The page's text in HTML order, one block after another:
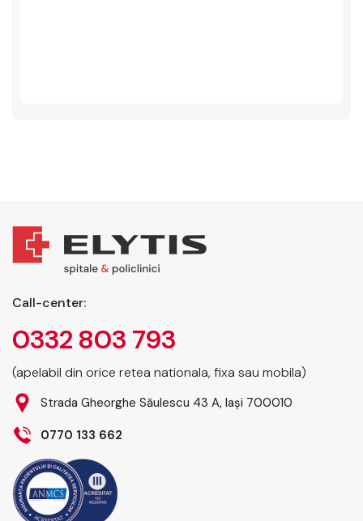
Call-center:
0332 803 793
(apelabil din orice retea nationala, fixa sau mobila)
Strada Gheorghe Săulescu 43 A, Iași 700010
0770 133 662